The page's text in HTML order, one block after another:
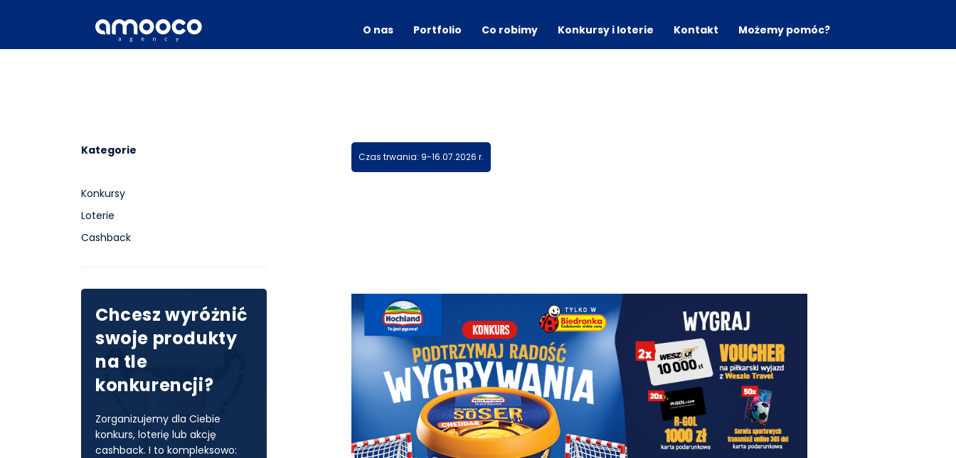
O nas Portfolio Co robimy Konkursy i loterie Kontakt Możemy pomóc?
Kategorie
Konkursy
Loterie
Cashback
Chcesz wyróżnić
swoje produkty
na tle
konkurencji?
Zorganizujemy dla Ciebie
konkurs, loterię lub akcję
cashback. I to kompleksowo:
Czas trwania: 9-16.07.2026 r.